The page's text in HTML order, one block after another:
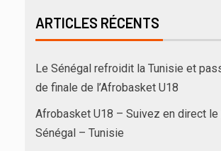
ARTICLES RÉCENTS
Le Sénégal refroidit la Tunisie et
de finale de l’Afrobasket U18
Afrobasket U18 – Suivez en direct le
Sénégal – Tunisie